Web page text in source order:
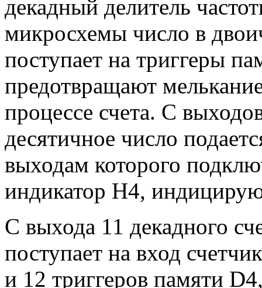
декадный делитель
микросхемы число в
поступает на триггеры
предотвращают
процессе счета. С
десятичное число
выходам которого
индикатор Н4,
С выхода 11 декадного
поступает на вход
и 12 триггеров памяти